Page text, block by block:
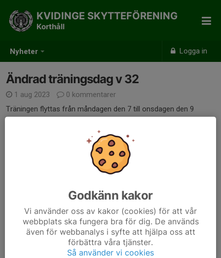
Nyheter Logga in
KVIDINGE SKYTTEFÖRENING
Korthåll
Ändrad träningsdag v 32
1 aug 2023
0 kommentarer
Träningen flyttas från måndagen den 7 till onsdagen den 9
augusti.
Detta då ett filmteam kommer att ha filminspelning nere i
Tomarps Ene måndagen den 7 augusti.
Kommentarer
Godkänn kakor
Vi använder oss av kakor (cookies) för att vår
webbplats ska fungera bra för dig. De används
även för webbanalys i syfte att hjälpa oss att
förbättra våra tjänster.
Så använder vi cookies